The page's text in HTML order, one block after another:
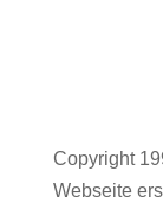
Copyright
Webseite